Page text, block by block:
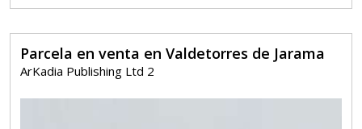
Parcela en venta en Valdetorres de Jarama
ArKadia Publishing Ltd 2